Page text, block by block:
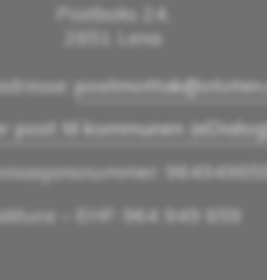
Postboks 24,
2851 Lena
post til kommunen
– EHF: 964 949 859